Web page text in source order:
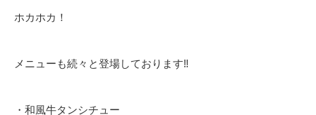
ホカホカ！
メニューも続々と登場しております‼️
・和風牛タンシチュー